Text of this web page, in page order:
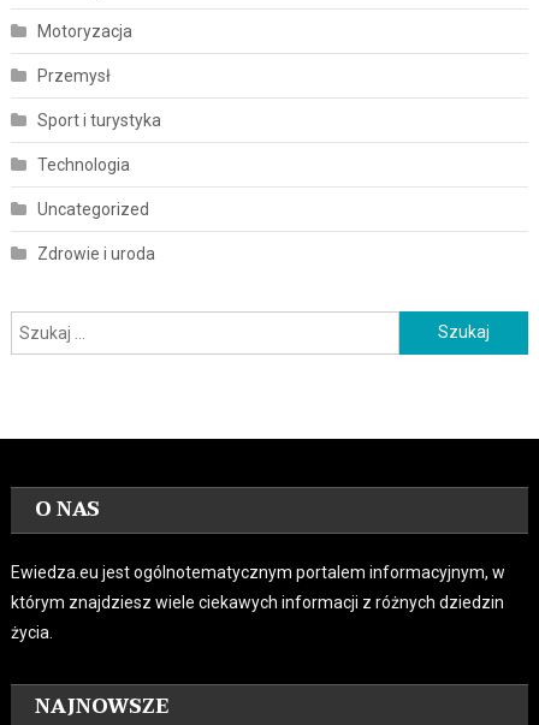
Motoryzacja
Przemysł
Sport i turystyka
Technologia
Uncategorized
Zdrowie i uroda
Szukaj:
O NAS
Ewiedza.eu jest ogólnotematycznym portalem informacyjnym, w
którym znajdziesz wiele ciekawych informacji z różnych dziedzin
życia.
NAJNOWSZE